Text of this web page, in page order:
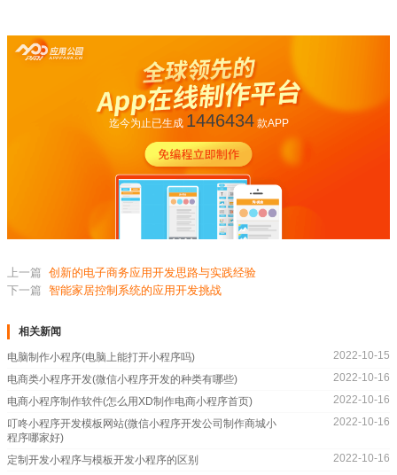
迄今为止已生成 1446434款APP
上一篇 创新的电子商务应用开发思路与实践经验
下一篇 智能家居控制系统的应用开发挑战
相关新闻
电脑制作小程序(电脑上能打开小程序吗)
2022-10-15
电商类小程序开发(微信小程序开发的种类有哪些)
2022-10-16
电商小程序制作软件(怎么用XD制作电商小程序首页)
2022-10-16
叮咚小程序开发模板网站(微信小程序开发公司制作商城小
程序哪家好)
2022-10-16
定制开发小程序与模板开发小程序的区别
2022-10-16